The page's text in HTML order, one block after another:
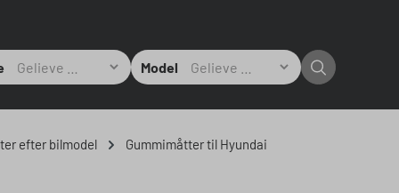
Model
efter bilmodel Gummimåtter til Hyundai